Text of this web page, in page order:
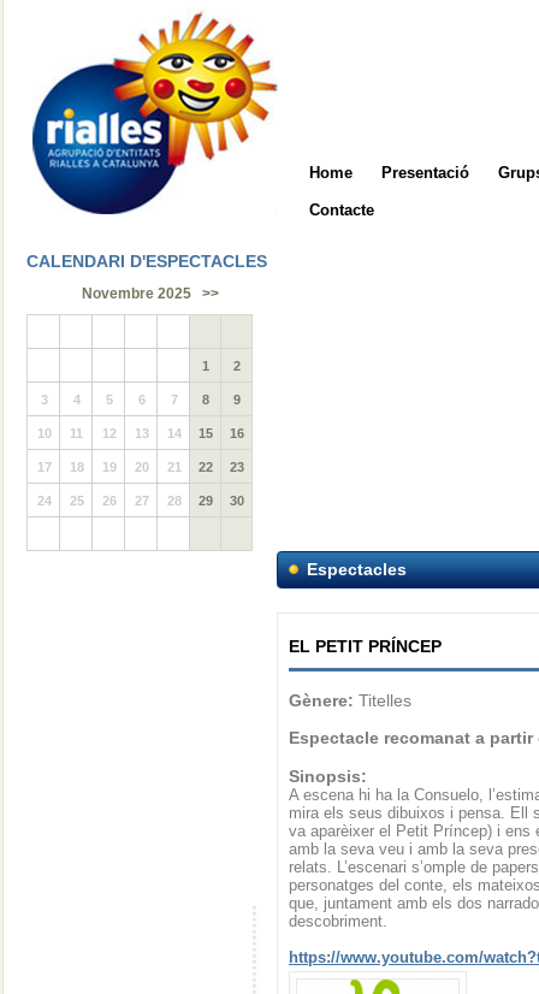
Home Presentació
Contacte
CALENDARI D'ESPECTACLES
Novembre 2025 >>
1 2
3 4 5 6 7 8 9
10 11 12 13 14 15 16
17 18 19 20 21 22 23
24 25 26 27 28 29 30
Espectacles
EL PETIT PRÍNCEP
Gènere: Titelles
Espectacle recomanat a partir
Sinopsis:
A escena hi ha la Consuelo,
mira els seus dibuixos i pensa. Ell
va aparèixer el Petit Príncep) i ens
amb la seva veu i amb la seva
relats. L’escenari s’omple de
personatges del conte, els
que, juntament amb els dos
descobriment.
https://www.youtube.com/